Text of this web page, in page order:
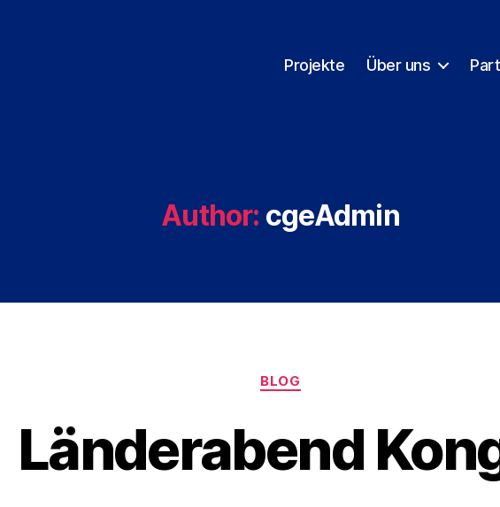
Projekte Über uns
Author: cgeAdmin
Categories
BLOG
Länderabend